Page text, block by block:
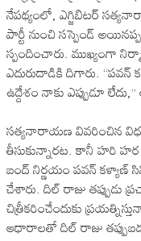
నేపథ్యంలో, ఎగ్జిబిటర్‌
పార్టీ నుంచి సస్పెండ్‌
స్పందించారు. ముఖ్యంగా
ఎదురుదాడికి దిగారు.
ఉద్దేశం నాకు ఎప్పుడూ
సత్యనారాయణ వివరించిన
తీసుకున్నారట. కానీ హరి హర
బంద్‌ నిర్ణయం పవన్‌ కళ్యాణ్‌
చేశారు. దిల్‌ రాజు
చిత్రీకరించేందుకు
ఆధారాలతో దిల్‌ రాజు